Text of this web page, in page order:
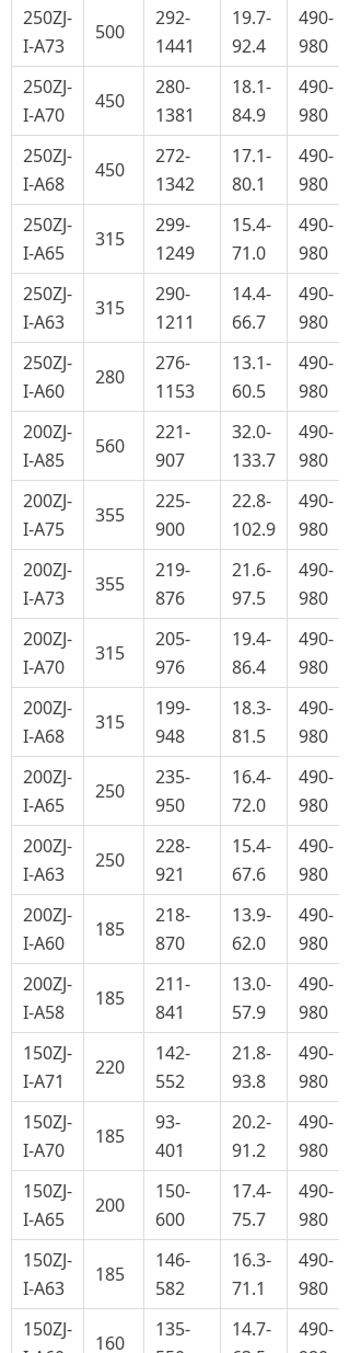
250ZJ-
I-A73
500
292-
1441
19.7-
92.4
490-
980
250ZJ-
I-A70
450
280-
1381
18.1-
84.9
490-
980
250ZJ-
I-A68
450
272-
1342
17.1-
80.1
490-
980
250ZJ-
I-A65
315
299-
1249
15.4-
71.0
490-
980
250ZJ-
I-A63
315
290-
1211
14.4-
66.7
490-
980
250ZJ-
I-A60
280
276-
1153
13.1-
60.5
490-
980
200ZJ-
I-A85
560
221-
907
32.0-
133.7
490-
980
200ZJ-
I-A75
355
225-
900
22.8-
102.9
490-
980
200ZJ-
I-A73
355
219-
876
21.6-
97.5
490-
980
200ZJ-
I-A70
315
205-
976
19.4-
86.4
490-
980
200ZJ-
I-A68
315
199-
948
18.3-
81.5
490-
980
200ZJ-
I-A65
250
235-
950
16.4-
72.0
490-
980
200ZJ-
I-A63
250
228-
921
15.4-
67.6
490-
980
200ZJ-
I-A60
185
218-
870
13.9-
62.0
490-
980
200ZJ-
I-A58
185
211-
841
13.0-
57.9
490-
980
150ZJ-
I-A71
220
142-
552
21.8-
93.8
490-
980
150ZJ-
I-A70
185
93-
401
20.2-
91.2
490-
980
150ZJ-
I-A65
200
150-
600
17.4-
75.7
490-
980
150ZJ-
I-A63
185
146-
582
16.3-
71.1
490-
980
150ZJ-
160
135-
14.7-
490-